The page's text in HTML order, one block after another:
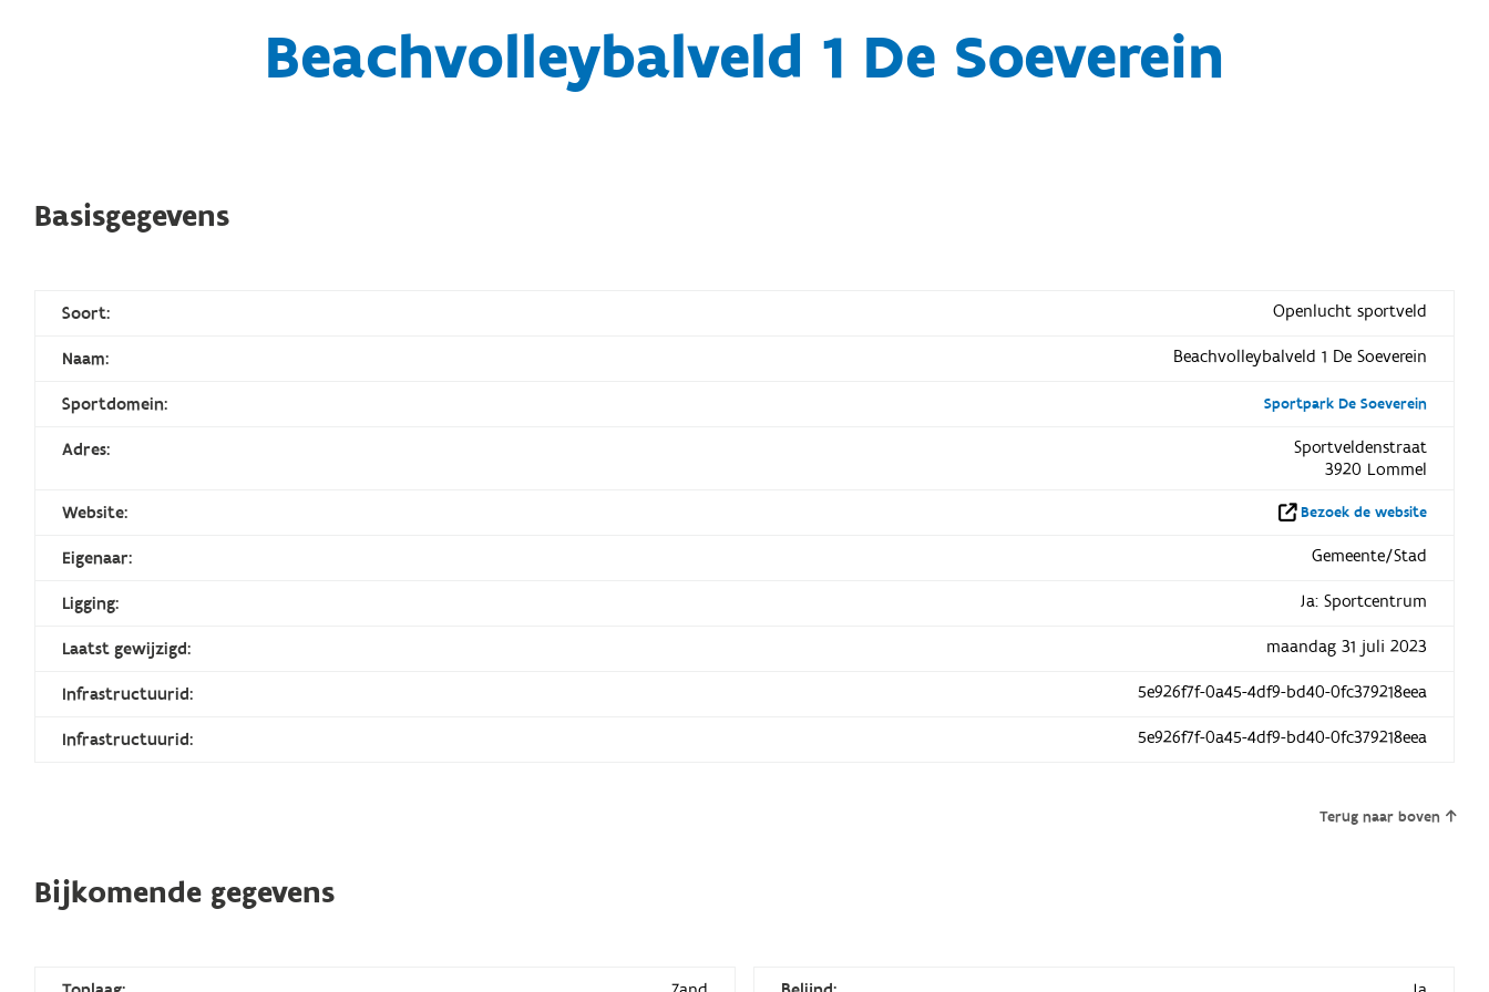
Beachvolleybalveld 1 De Soeverein
Basisgegevens
Soort: Openlucht sportveld
Naam: Beachvolleybalveld 1 De Soeverein
Sportdomein: Sportpark De Soeverein
Adres:
Sportveldenstraat
3920 Lommel
Website:
Bezoek de website
Eigenaar: Gemeente/Stad
Ligging: Ja: Sportcentrum
Laatst gewijzigd: maandag 31 juli 2023
Infrastructuurid: 5e926f7f-0a45-4df9-bd40-0fc379218eea
Infrastructuurid: 5e926f7f-0a45-4df9-bd40-0fc379218eea
Terug naar boven
Bijkomende gegevens